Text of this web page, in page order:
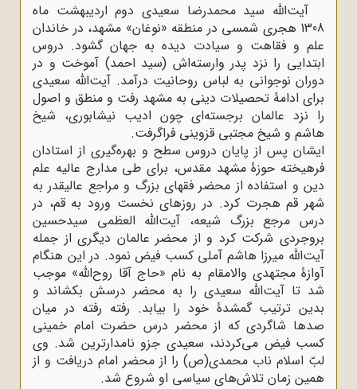
آیت‌الله سید محمدرضا سعیدی دوم اردیبهشت ماه
1308 هجری شمسی در منطقه «نوغان» مشهد، در خاندان
علم و فقاهت و سیادت دیده به جهان گشود. دروس
ابتدایی را نزد پدر وارسته‌اش (سید احمد) آموخت و در
دوران نوجوانی به لباس روحانیت درآمد. آیت‌الله سعیدی
برای ادامۀ تحصیلات دینی به مشهد رفت و منطق و اصول
را نزد عالمان برجسته‌ای چون ادیب نیشابوری، شیخ
هاشم و شیخ مجتبی قزوینی فراگرفت.
ایشان پس از پایان دروس سطح و بهره‌گیری از استادان
فرهیخته حوزۀ مشهد مقدس، برای طی مدارج عالیه علم
دین و استفاده از محضر فقهای بزرگ و مراجع عالیقدر به
شهر قم هجرت کرد. در روزهای نخست ورود به قم، در
درس مرجع بزرگ شیعه، آیت‌الله العظمی سیدحسین
بروجردی شرکت کرد و از محضر عالمان دیگری از جمله
آیت‌الله میرزا هاشم آملی کسب فیض نمود. در این هنگام
آوازۀ مجتهدی والامقام به نام «حاج آقا روح‌الله» موجب
شد تا آیت‌الله سعیدی را به محضر درسش بکشاند و
بدین ترتیب گمشدۀ خود را بیابد. رفته رفته در میان
صدها شاگردی که از محضر درس حضرت امام خمینی
کسب فیض می‌کردند، سعیدی جزو نامدارترین شد. وی
لبّ اسلام ناب محمدی(ص) را از محضر امام دریافت و از
همین زمان تلاش‌های سیاسی او شروع شد.